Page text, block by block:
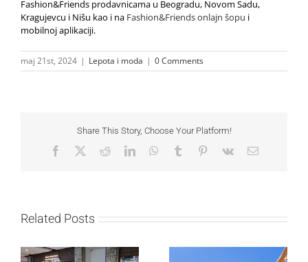
Fashion&Friends prodavnicama u Beogradu, Novom Sadu,
Kragujevcu i Nišu kao i na Fashion&Friends onlajn šopu i
mobilnoj aplikaciji.
maj 21st, 2024 | Lepota i moda | 0 Comments
Share This Story, Choose Your Platform!
Facebook RedditLinkedInWhatsApp
Tumblr Pinterest
Vk Email
Related Posts